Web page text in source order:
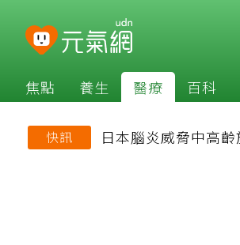
焦點 養生 醫療 百科
快訊 日本腦炎威脅中高